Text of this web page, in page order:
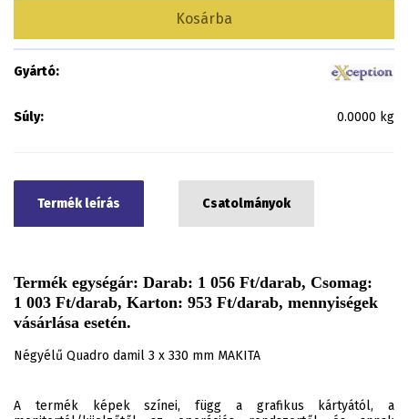
Kosárba
Gyártó:
Súly: 0.0000 kg
Termék leírás Csatolmányok
Termék egységár: Darab: 1 056 Ft/darab, Csomag:
1 003 Ft/darab, Karton: 953 Ft/darab, mennyiségek
vásárlása esetén.
Négyélű Quadro damil 3 x 330 mm MAKITA
A termék képek színei, függ a grafikus kártyától, a